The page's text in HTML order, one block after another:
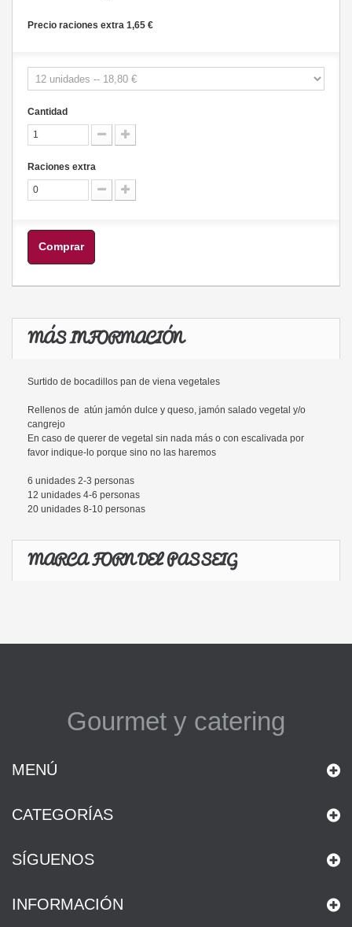
Precio raciones extra 1,65 €
Cantidad
Raciones extra
Comprar
MÁS INFORMACIÓN
Surtido de bocadillos pan de viena vegetales
Rellenos de atún jamón dulce y queso, jamón salado vegetal y/o
cangrejo
En caso de querer de vegetal sin nada más o con escalivada por
favor indique-lo porque sino no las haremos
6 unidades 2-3 personas
12 unidades 4-6 personas
20 unidades 8-10 personas
MARCA FORN DEL PASSEIG
Gourmet y catering
MENÚ
CATEGORÍAS
SÍGUENOS
INFORMACIÓN